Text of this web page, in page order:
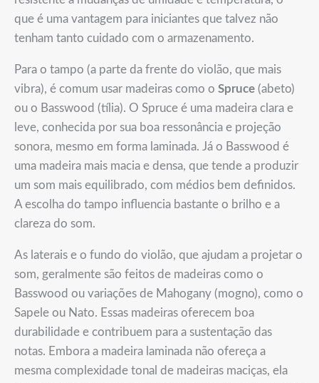
que é uma vantagem para iniciantes que talvez não
tenham tanto cuidado com o armazenamento.
Para o tampo (a parte da frente do violão, que mais
vibra), é comum usar madeiras como o Spruce (abeto)
ou o Basswood (tília). O Spruce é uma madeira clara e
leve, conhecida por sua boa ressonância e projeção
sonora, mesmo em forma laminada. Já o Basswood é
uma madeira mais macia e densa, que tende a produzir
um som mais equilibrado, com médios bem definidos.
A escolha do tampo influencia bastante o brilho e a
clareza do som.
As laterais e o fundo do violão, que ajudam a projetar o
som, geralmente são feitos de madeiras como o
Basswood ou variações de Mahogany (mogno), como o
Sapele ou Nato. Essas madeiras oferecem boa
durabilidade e contribuem para a sustentação das
notas. Embora a madeira laminada não ofereça a
mesma complexidade tonal de madeiras maciças, ela